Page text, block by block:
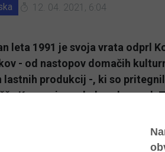
12. 04. 2021, 6:04
leta 1991 je svoja vrata odprl
- od nastopov domačih
lastnih produkcij -, ki so
Krasa - je vsekakor
dogodkov preselil na splet,